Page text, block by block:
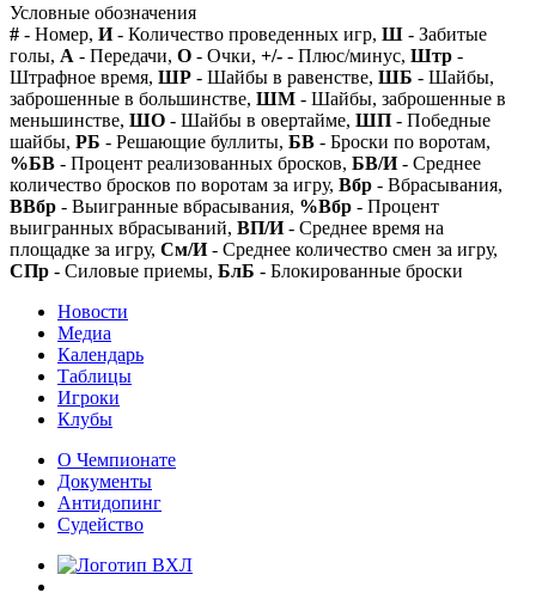
Условные обозначения
# - Номер, И- Количество проведенных игр, Ш - Забитые
голы, А - Передачи, О - Очки, +/- - Плюс/минус, Штр -
Штрафное время, ШР - Шайбы в равенстве, ШБ - Шайбы,
заброшенные в большинстве, ШМ - Шайбы, заброшенные в
меньшинстве, ШО - Шайбы в овертайме, ШП - Победные
шайбы, РБ - Решающие буллиты, БВ - Броски по воротам,
%БВ - Процент реализованных бросков, БВ/И- Среднее
количество бросков по воротам за игру, Вбр - Вбрасывания,
ВВбр - Выигранные вбрасывания, %Вбр - Процент
выигранных вбрасываний, ВП/И- Среднее время на
площадке за игру, См/И- Среднее количество смен за игру,
СПр - Силовые приемы, БлБ - Блокированные броски
Новости
Медиа
Календарь
Таблицы
Игроки
Клубы
О Чемпионате
Документы
Антидопинг
Судейство